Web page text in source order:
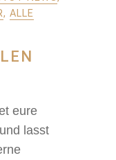
, ALLE
eure
lasst